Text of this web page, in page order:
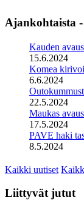
Ajankohtaista -
Kauden
15.6.2024
Komea
6.6.2024
22.5.2024
Maukas
17.5.2024
PAVE haki
8.5.2024
Kaikki uutiset
Liittyvät jutut